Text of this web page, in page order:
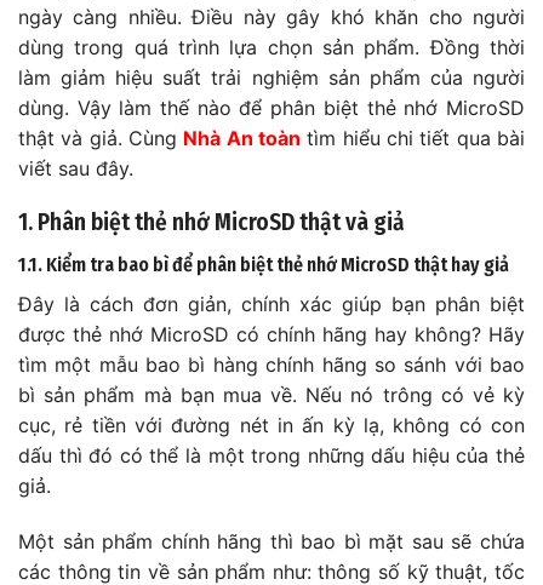
ngày càng nhiều. Điều này gây khó khăn cho người
dùng trong quá trình lựa chọn sản phẩm. Đồng thời
làm giảm hiệu suất trải nghiệm sản phẩm của người
dùng. Vậy làm thế nào để phân biệt thẻ nhớ MicroSD
thật và giả. Cùng Nhà An toàn tìm hiểu chi tiết qua bài
viết sau đây.
1. Phân biệt thẻ nhớ MicroSD thật và giả
1.1. Kiểm tra bao bì để phân biệt thẻ nhớ MicroSD thật hay giả
Đây là cách đơn giản, chính xác giúp bạn phân biệt
được thẻ nhớ MicroSD có chính hãng hay không? Hãy
tìm một mẫu bao bì hàng chính hãng so sánh với bao
bì sản phẩm mà bạn mua về. Nếu nó trông có vẻ kỳ
cục, rẻ tiền với đường nét in ấn kỳ lạ, không có con
dấu thì đó có thể là một trong những dấu hiệu của thẻ
giả.
Một sản phẩm chính hãng thì bao bì mặt sau sẽ chứa
các thông tin về sản phẩm như: thông số kỹ thuật, tốc